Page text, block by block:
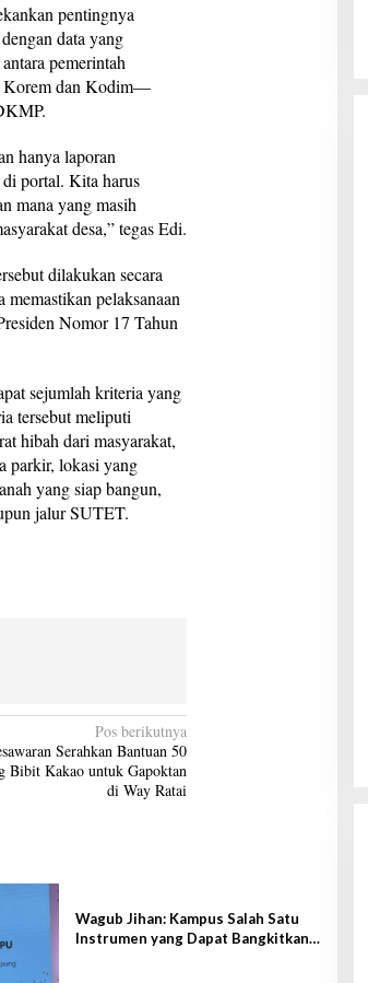
pentingnya
data yang
pemerintah
Korem dan Kodim—
hanya laporan
portal. Kita harus
mana yang masih
desa,” tegas Edi.
dilakukan secara
pelaksanaan
Nomor 17 Tahun
sejumlah kriteria yang
tersebut meliputi
hibah dari masyarakat,
parkir, lokasi yang
yang siap bangun,
jalur SUTET.
Pos berikutnya
Serahkan Bantuan 50
Bibit Kakao untuk Gapoktan
di Way Ratai
Wagub Jihan: Kampus Salah Satu
Instrumen yang Dapat Bangkitkan
Gubernur Mirza Hadiri Musda VI
Demokrat Lampung